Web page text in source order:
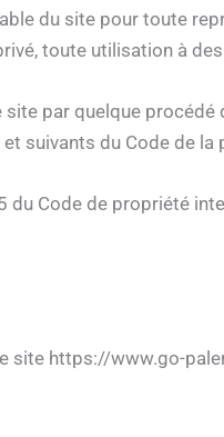
du site pour toute
toute utilisation à
par quelque
suivants du Code de
du Code de propriété
https://www.go-